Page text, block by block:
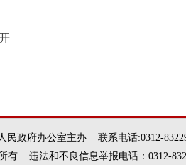
民政府办公室主办 联系电话:0312-
违法和不良信息举报电话：0312-